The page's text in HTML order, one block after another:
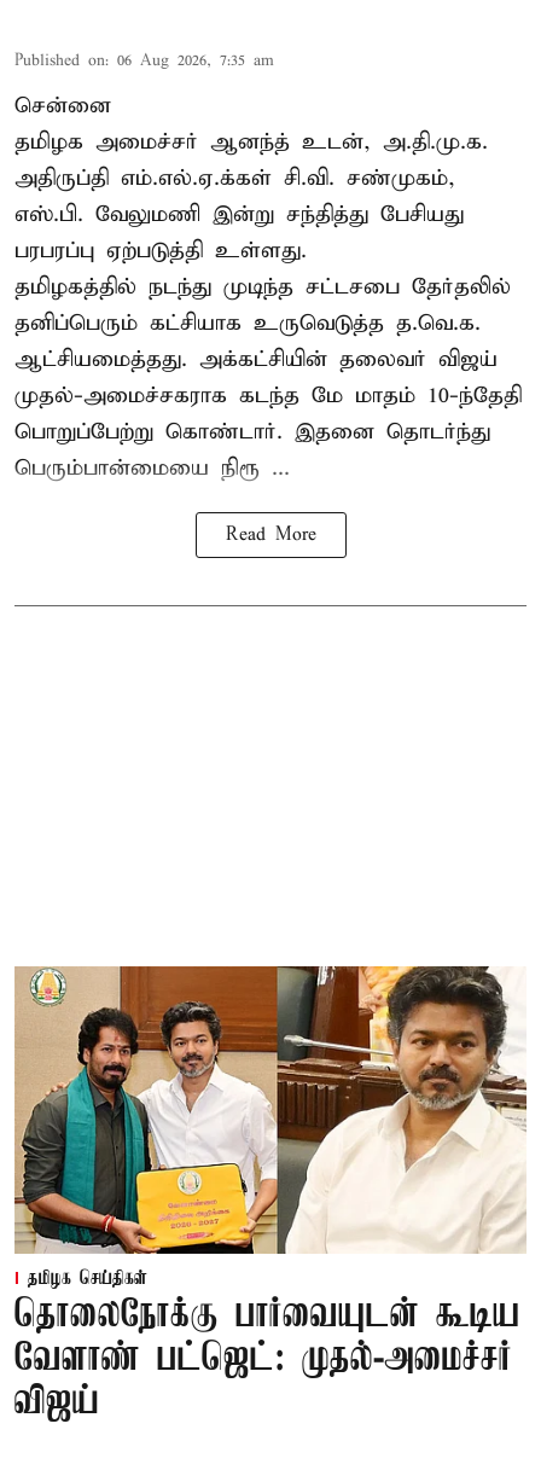
Published on: 06 Aug 2026, 7:35 am
சென்னை
தமிழக அமைச்சர் ஆனந்த் உடன், அ.தி.மு.க.
அதிருப்தி எம்.எல்.ஏ.க்கள் சி.வி. சண்முகம்,
எஸ்.பி. வேலுமணி இன்று சந்தித்து பேசியது
பரபரப்பு ஏற்படுத்தி உள்ளது.
தமிழகத்தில் நடந்து முடிந்த சட்டசபை தேர்தலில்
தனிப்பெரும் கட்சியாக உருவெடுத்த த.வெ.க.
ஆட்சியமைத்தது. அக்கட்சியின் தலைவர் விஜய்
முதல்-அமைச்சகராக கடந்த மே மாதம் 10-ந்தேதி
பொறுப்பேற்று கொண்டார். இதனை தொடர்ந்து
பெரும்பான்மையை நிரூ ...
Read More
தமிழக செய்திகள்
தொலைநோக்கு பார்வையுடன் கூடிய
வேளாண் பட்ஜெட்: முதல்-அமைச்சர்
விஜய்